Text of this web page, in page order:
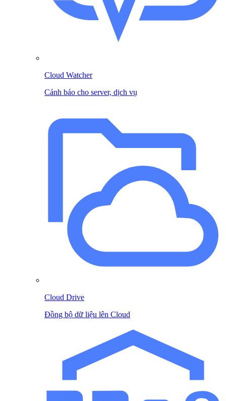
Cloud Watcher
Cảnh báo cho server, dịch vụ
Cloud Drive
Đồng bộ dữ liệu lên Cloud